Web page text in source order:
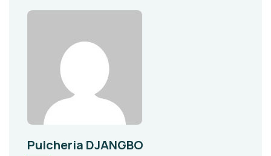
Pulcheria DJANGBO